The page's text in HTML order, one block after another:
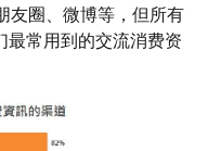
友圈、微博等，但所有
最常用到的交流消费资